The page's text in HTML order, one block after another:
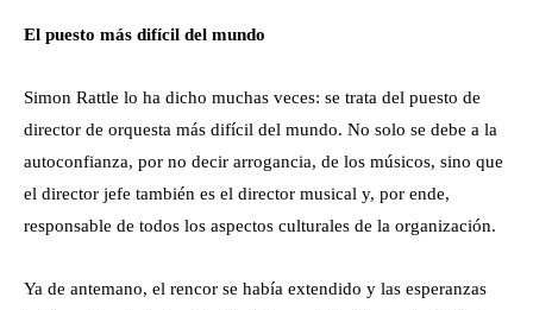
El puesto más difícil del mundo
Simon Rattle lo ha dicho muchas veces: se trata del puesto de
director de orquesta más difícil del mundo. No solo se debe a la
autoconfianza, por no decir arrogancia, de los músicos, sino que
el director jefe también es el director musical y, por ende,
responsable de todos los aspectos culturales de la organización.
Ya de antemano, el rencor se había extendido y las esperanzas